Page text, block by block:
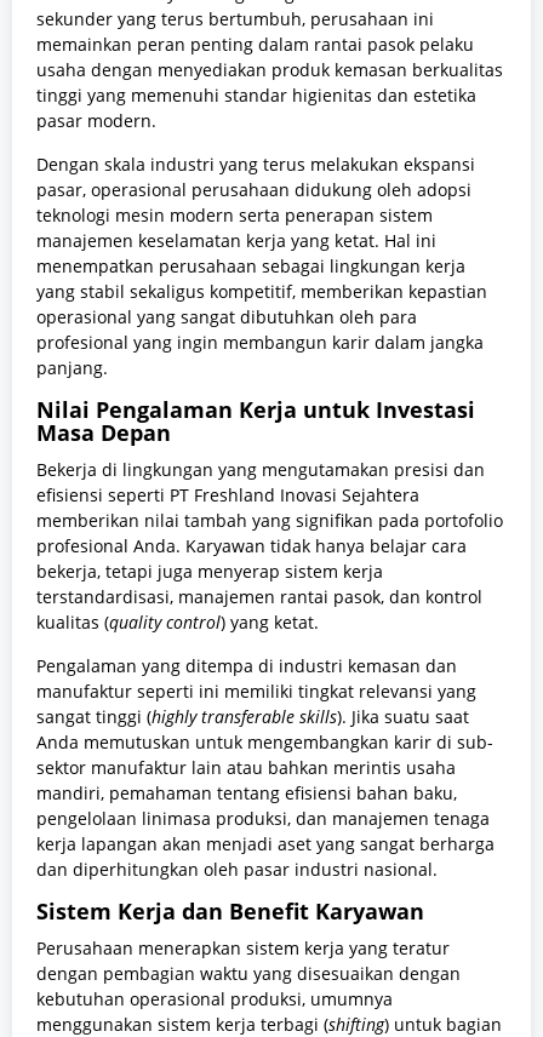
sekunder yang terus bertumbuh, perusahaan ini
memainkan peran penting dalam rantai pasok pelaku
usaha dengan menyediakan produk kemasan berkualitas
tinggi yang memenuhi standar higienitas dan estetika
pasar modern.
Dengan skala industri yang terus melakukan ekspansi
pasar, operasional perusahaan didukung oleh adopsi
teknologi mesin modern serta penerapan sistem
manajemen keselamatan kerja yang ketat. Hal ini
menempatkan perusahaan sebagai lingkungan kerja
yang stabil sekaligus kompetitif, memberikan kepastian
operasional yang sangat dibutuhkan oleh para
profesional yang ingin membangun karir dalam jangka
panjang.
Nilai Pengalaman Kerja untuk Investasi
Masa Depan
Bekerja di lingkungan yang mengutamakan presisi dan
efisiensi seperti PT Freshland Inovasi Sejahtera
memberikan nilai tambah yang signifikan pada portofolio
profesional Anda. Karyawan tidak hanya belajar cara
bekerja, tetapi juga menyerap sistem kerja
terstandardisasi, manajemen rantai pasok, dan kontrol
kualitas (quality control) yang ketat.
Pengalaman yang ditempa di industri kemasan dan
manufaktur seperti ini memiliki tingkat relevansi yang
sangat tinggi (highly transferable skills). Jika suatu saat
Anda memutuskan untuk mengembangkan karir di sub-
sektor manufaktur lain atau bahkan merintis usaha
mandiri, pemahaman tentang efisiensi bahan baku,
pengelolaan linimasa produksi, dan manajemen tenaga
kerja lapangan akan menjadi aset yang sangat berharga
dan diperhitungkan oleh pasar industri nasional.
Sistem Kerja dan Benefit Karyawan
Perusahaan menerapkan sistem kerja yang teratur
dengan pembagian waktu yang disesuaikan dengan
kebutuhan operasional produksi, umumnya
menggunakan sistem kerja terbagi (shifting) untuk bagian